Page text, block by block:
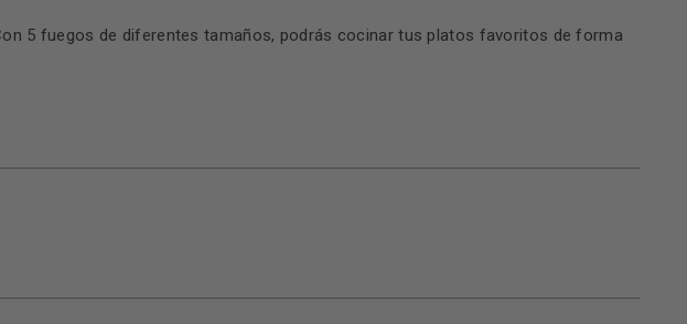
5 fuegos de diferentes tamaños, podrás cocinar tus platos favoritos de forma